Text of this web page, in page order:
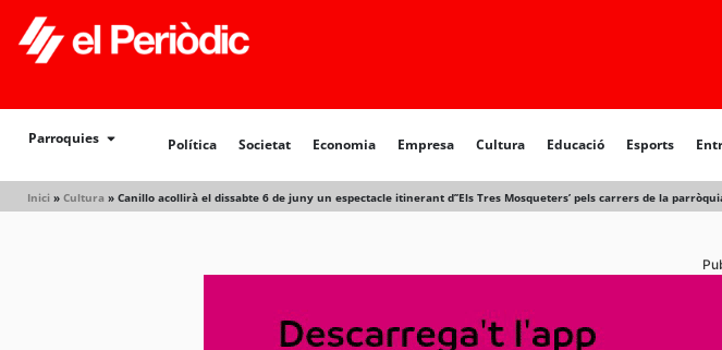
Parroquies Política Societat Economia Empresa Cultura Educació Esports
Inici » Cultura » Canillo acollirà el dissabte 6 de juny un espectacle itinerant d’’Els Tres Mosqueters’ pels carrers de la
Política Societat